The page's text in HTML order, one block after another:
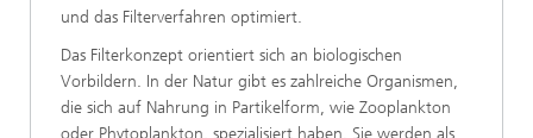
und das Filterverfahren optimiert.
Das Filterkonzept orientiert sich an biologischen
Vorbildern. In der Natur gibt es zahlreiche Organismen,
die sich auf Nahrung in Partikelform, wie Zooplankton
oder Phytoplankton, spezialisiert haben. Sie werden als